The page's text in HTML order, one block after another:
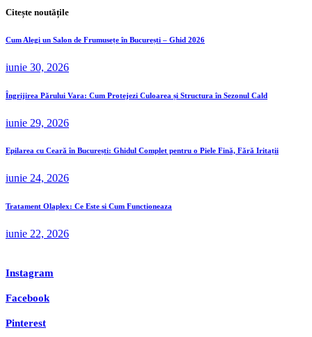
Citește noutățile
Cum Alegi un Salon de Frumusețe în București – Ghid 2026
iunie 30, 2026
Îngrijirea Părului Vara: Cum Protejezi Culoarea și Structura în Sezonul Cald
iunie 29, 2026
Epilarea cu Ceară în București: Ghidul Complet pentru o Piele Fină, Fără Iritații
iunie 24, 2026
Tratament Olaplex: Ce Este si Cum Functioneaza
iunie 22, 2026
Instagram
Facebook
Pinterest